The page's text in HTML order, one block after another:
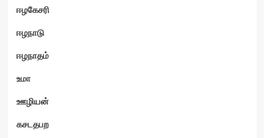
ஈழகேசரி
ஈழநாடு
ஈழநாதம்
உமா
ஊழியன்
கசடதபற